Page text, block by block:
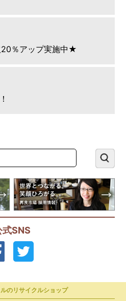
％アップ実施中★
式SNS
のリサイクルショップ